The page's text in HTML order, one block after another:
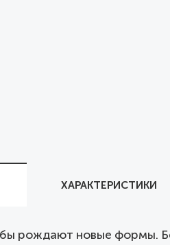
ХАРАКТЕРИСТИКИ
рождают новые формы.